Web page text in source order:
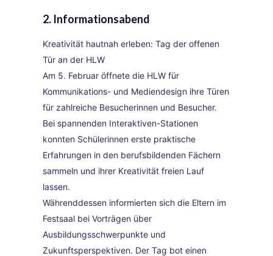
2. Informationsabend
Kreativität hautnah erleben: Tag der offenen
Tür an der HLW
Am 5. Februar öffnete die HLW für
Kommunikations- und Mediendesign ihre Türen
für zahlreiche Besucherinnen und Besucher.
Bei spannenden Interaktiven-Stationen
konnten Schülerinnen erste praktische
Erfahrungen in den berufsbildenden Fächern
sammeln und ihrer Kreativität freien Lauf
lassen.
Währenddessen informierten sich die Eltern im
Festsaal bei Vorträgen über
Ausbildungsschwerpunkte und
Zukunftsperspektiven. Der Tag bot einen